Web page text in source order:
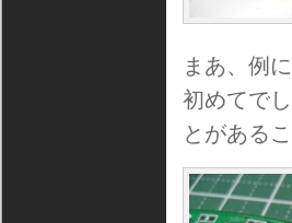
まあ、例
初めてで
とがある